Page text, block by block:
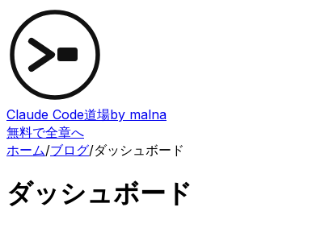
Claude Code道場by malna
無料で全章へ
ホーム/ブログ/ダッシュボード
ダッシュボード